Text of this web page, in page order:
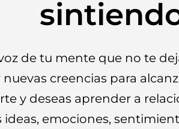
de tu mente que no te
creencias para
y deseas aprender a
ideas, emociones,